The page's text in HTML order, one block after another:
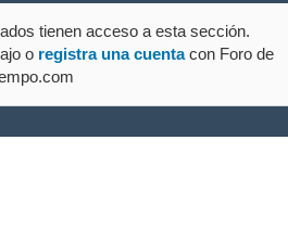
tienen acceso a esta sección.
o registra una cuentacon Foro de